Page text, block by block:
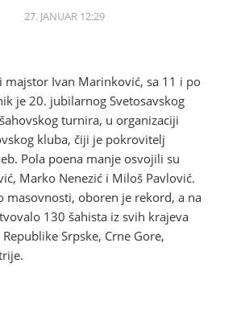
27. JANUAR 12:29
majstor Ivan Marinković, sa 11 i po
je 20. jubilarnog Svetosavskog
turnira, u organizaciji
kluba, čiji je pokrovitelj
Pola poena manje osvojili su
Marko Nenezić i Miloš Pavlović.
masovnosti, oboren je rekord, a na
130 šahista iz svih krajeva
Srpske, Crne Gore,